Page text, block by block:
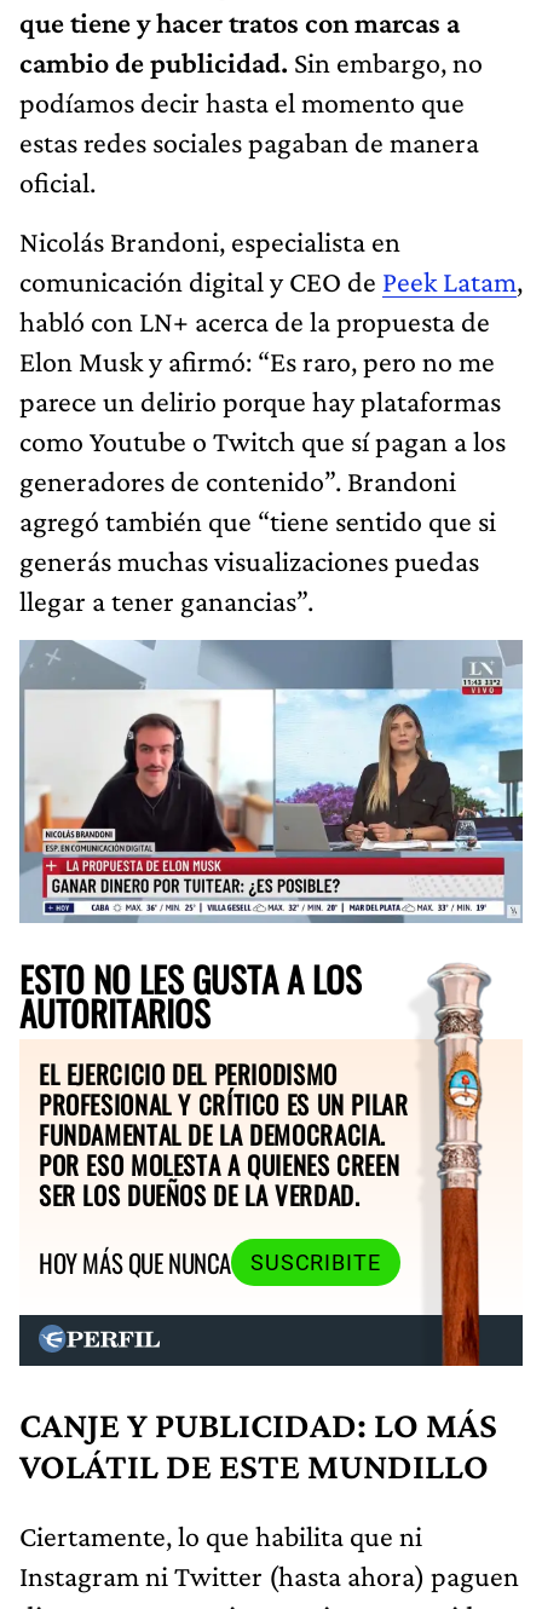
que tiene y hacer tratos con marcas a
cambio de publicidad. Sin embargo, no
podíamos decir hasta el momento que
estas redes sociales pagaban de manera
oficial.
Nicolás Brandoni, especialista en
comunicación digital y CEO de Peek Latam,
habló con LN+ acerca de la propuesta de
Elon Musk y afirmó: “Es raro, pero no me
parece un delirio porque hay plataformas
como Youtube o Twitch que sí pagan a los
generadores de contenido”. Brandoni
agregó también que “tiene sentido que si
generás muchas visualizaciones puedas
llegar a tener ganancias”.
ESTO NO LES GUSTA A LOS
AUTORITARIOS
EL EJERCICIO DEL PERIODISMO
PROFESIONAL Y CRÍTICO ES UN PILAR
FUNDAMENTAL DE LA DEMOCRACIA.
POR ESO MOLESTA A QUIENES CREEN
SER LOS DUEÑOS DE LA VERDAD.
HOY MÁS QUE NUNCA
SUSCRIBITE
CANJE Y PUBLICIDAD: LO MÁS
VOLÁTIL DE ESTE MUNDILLO
Ciertamente, lo que habilita que ni
Instagram ni Twitter (hasta ahora) paguen